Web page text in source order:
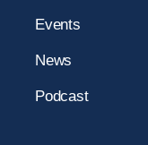
Events
News
Podcast